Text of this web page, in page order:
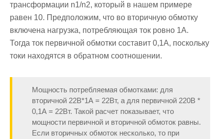
трансформации n1/n2, который в нашем примере
равен 10. Предположим, что во вторичную обмотку
включена нагрузка, потребляющая ток ровно 1А.
Тогда ток первичной обмотки составит 0,1А, поскольку
токи находятся в обратном соотношении.
Мощность потребляемая обмотками: для
вторичной 22В*1А = 22Вт, а для первичной 220В *
0,1А = 22Вт. Такой расчет показывает, что
мощности первичной и вторичной обмоток равны.
Если вторичных обмоток несколько, то при